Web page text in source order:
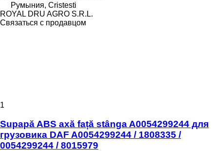
Румыния, Cristesti
ROYAL DRU AGRO S.R.L.
Связаться с продавцом
1
Supapă ABS axă față stânga A0054299244 для
грузовика DAF A0054299244 / 1808335 /
0054299244 / 8015979